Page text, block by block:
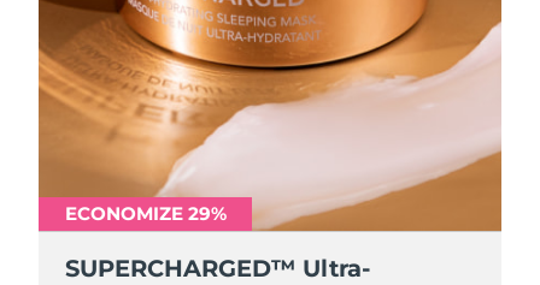
ECONOMIZE 29%
SUPERCHARGED™ Ultra-